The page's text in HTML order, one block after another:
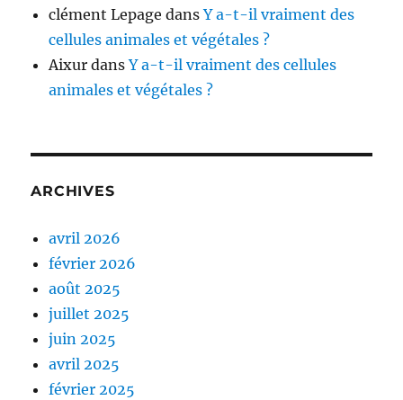
clément Lepage dansY a-t-il vraiment des
cellules animales et végétales ?
Aixur dansY a-t-il vraiment des cellules
animales et végétales ?
ARCHIVES
avril 2026
février 2026
août 2025
juillet 2025
juin 2025
avril 2025
février 2025